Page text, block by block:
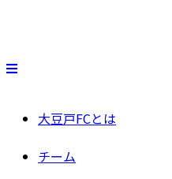
大豆戸FCとは
チーム